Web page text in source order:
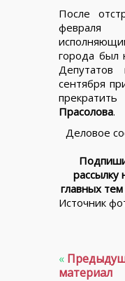
После
города был
Депутатов
сентября
Прасолова.
Деловое
рассылку
главных
Источник
«
материал